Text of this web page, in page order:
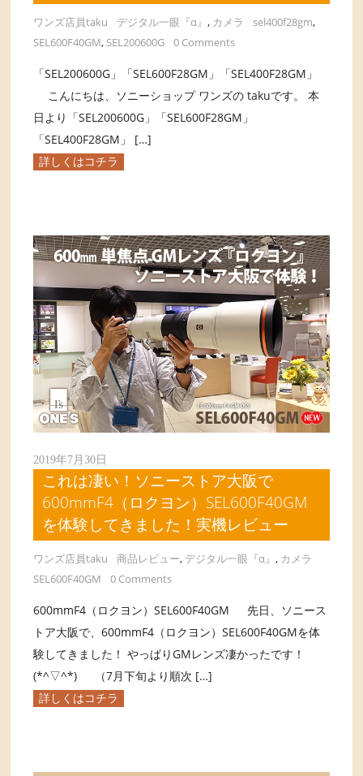
ワンズ店員taku デジタル一眼『α』, カメラ sel400f28gm,
SEL600F40GM, SEL200600G 0 Comments
「SEL200600G」「SEL600F28GM」「SEL400F28GM」
こんにちは、ソニーショップ ワンズの takuです。 本
日より「SEL200600G」「SEL600F28GM」
「SEL400F28GM」 […]
詳しくはコチラ
2019年7月30日
これは凄い！ソニーストア大阪で
600mmF4（ロクヨン）SEL600F40GM
を体験してきました！実機レビュー
ワンズ店員taku 商品レビュー, デジタル一眼『α』, カメラ
SEL600F40GM
0 Comments
600mmF4（ロクヨン）SEL600F40GM 先日、ソニース
トア大阪で、600mmF4（ロクヨン）SEL600F40GMを体
験してきました！ やっぱりGMレンズ凄かったです！
(*^▽^*) （7月下旬より順次 […]
詳しくはコチラ